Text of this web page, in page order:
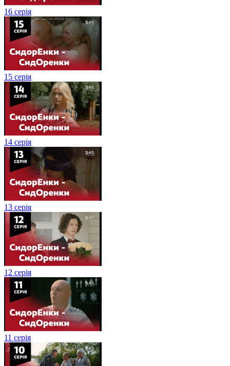
16 серія
15 серія
14 серія
13 серія
12 серія
11 серія